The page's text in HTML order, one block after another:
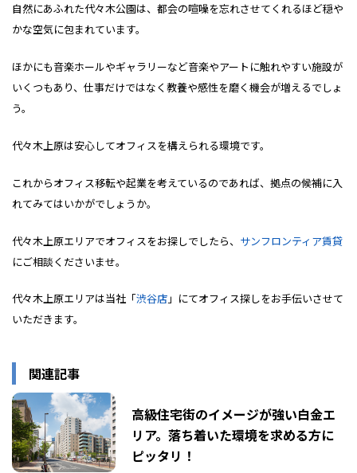
自然にあふれた代々木公園は、都会の喧噪を忘れさせてくれるほど穏や
かな空気に包まれています。
ほかにも音楽ホールやギャラリーなど音楽やアートに触れやすい施設が
いくつもあり、仕事だけではなく教養や感性を磨く機会が増えるでしょ
う。
代々木上原は安心してオフィスを構えられる環境です。
これからオフィス移転や起業を考えているのであれば、拠点の候補に入
れてみてはいかがでしょうか。
代々木上原エリアでオフィスをお探しでしたら、 サンフロンティア賃貸
にご相談くださいませ。
代々木上原エリアは当社「渋谷店 」にてオフィス探しをお手伝いさせて
いただきます。
関連記事
高級住宅街のイメージが強い白金エ
リア。落ち着いた環境を求める方に
ピッタリ！